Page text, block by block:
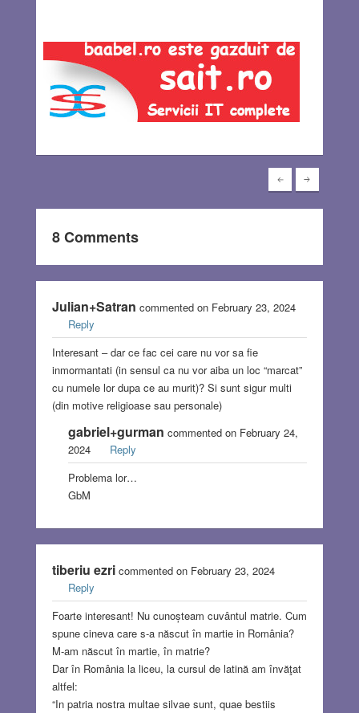
8 Comments
Julian+Satran commented on February 23, 2024
Reply
Interesant – dar ce fac cei care nu vor sa fie
inmormantati (in sensul ca nu vor aiba un loc “marcat”
cu numele lor dupa ce au murit)? Si sunt sigur multi
(din motive religioase sau personale)
gabriel+gurman commented on February 24,
2024
Reply
Problema lor…
GbM
tiberiu ezricommented on February 23, 2024
Reply
Foarte interesant! Nu cunoșteam cuvântul matrie. Cum
spune cineva care s-a născut în martie in România?
M-am născut în martie, în matrie?
Dar în România la liceu, la cursul de latină am învăţat
altfel:
“In patria nostra multae silvae sunt, quae bestiis